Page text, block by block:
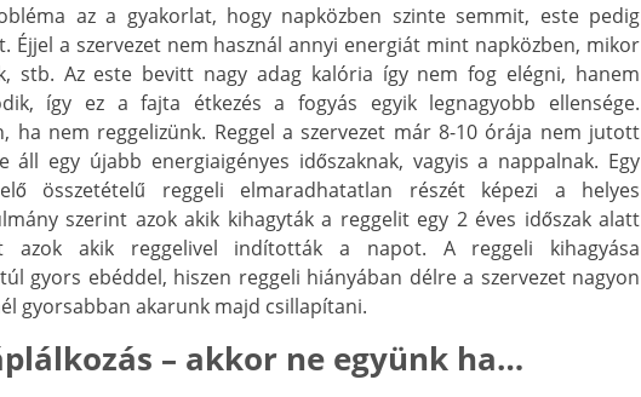
az a gyakorlat, hogy napközben szinte semmit, este pedig
Éjjel a szervezet nem használ annyi energiát mint napközben, mikor
stb. Az este bevitt nagy adag kalória így nem fog elégni, hanem
így ez a fajta étkezés a fogyás egyik legnagyobb ellensége.
ha nem reggelizünk. Reggel a szervezet már 8-10 órája nem jutott
áll egy újabb energiaigényes időszaknak, vagyis a nappalnak. Egy
összetételű reggeli elmaradhatatlan részét képezi a helyes
szerint azok akik kihagyták a reggelit egy 2 éves időszak alatt
azok akik reggelivel indították a napot. A reggeli kihagyása
gyors ebéddel, hiszen reggeli hiányában délre a szervezet nagyon
gyorsabban akarunk majd csillapítani.
– akkor ne együnk ha…